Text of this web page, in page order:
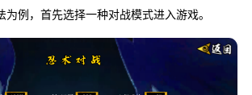
为例，首先选择一种对战模式进入游戏。